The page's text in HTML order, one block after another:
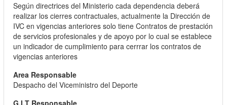
Según directrices del Ministerio cada dependencia deberá
realizar los cierres contractuales, actualmente la Dirección de
IVC en vigencias anteriores solo tiene Contratos de prestación
de servicios profesionales y de apoyo por lo cual se establece
un indicador de cumplimiento para cerrrar los contratos de
vigencias anteriores
Despacho del Viceministro del Deporte